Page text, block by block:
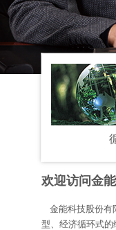
欢迎访问金
金能科技股份有
型、经济循环式